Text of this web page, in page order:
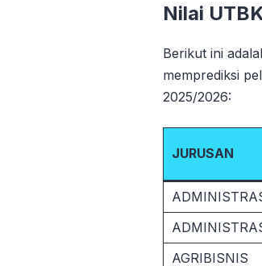
Nilai
Berikut ini
memprediksi
2025/2026:
JURUSAN
AGRIBISNIS